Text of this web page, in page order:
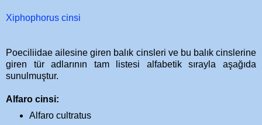
Xiphophorus cinsi
Poeciliidae ailesine giren balık cinsleri ve bu balık cinslerine
giren tür adlarının tam listesi alfabetik sırayla aşağıda
sunulmuştur.
Alfaro cinsi:
Alfaro cultratus